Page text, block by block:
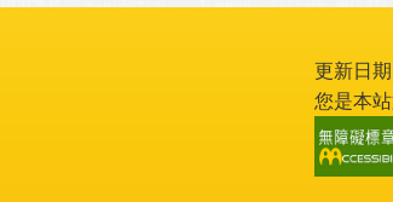
更新日
您是本